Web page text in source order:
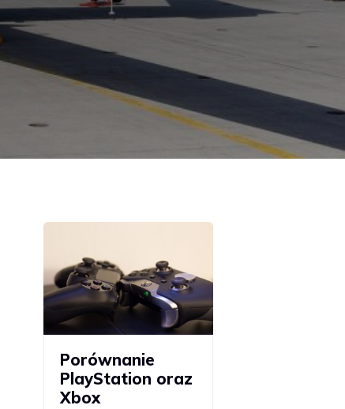
Porównanie
PlayStation oraz
Xbox